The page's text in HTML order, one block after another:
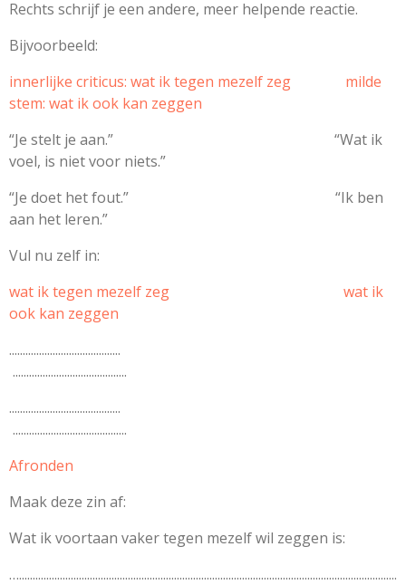
Rechts schrijf je een andere, meer helpende reactie.
Bijvoorbeeld:
innerlijke criticus: wat ik tegen mezelf zeg milde
stem: wat ik ook kan zeggen
“Je stelt je aan.” “Wat ik
voel, is niet voor niets.”
“Je doet het fout.” “Ik ben
aan het leren.”
Vul nu zelf in:
wat ik tegen mezelf zeg wat ik
ook kan zeggen
.........................................
..........................................
.........................................
..........................................
Afronden
Maak deze zin af:
Wat ik voortaan vaker tegen mezelf wil zeggen is:
…...........................................................................................................................................